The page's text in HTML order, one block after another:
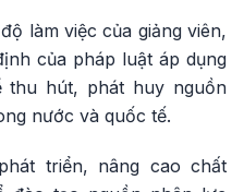
làm việc của giảng viên,
của pháp luật áp dụng
thu hút, phát huy nguồn
nước và quốc tế.
triển, nâng cao chất